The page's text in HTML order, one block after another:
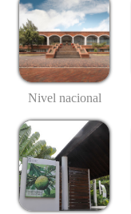
Nivel nacional